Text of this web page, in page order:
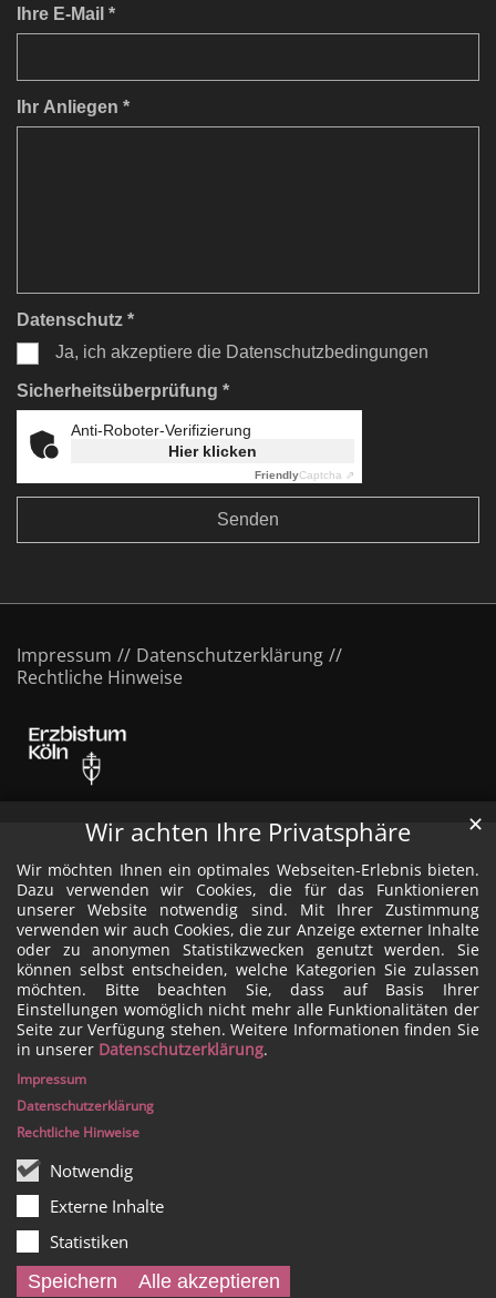
Wir achten Ihre Privatsphäre
Wir möchten Ihnen ein optimales Webseiten-Erlebnis bieten.
Dazu verwenden wir Cookies, die für das Funktionieren
unserer Website notwendig sind. Mit Ihrer Zustimmung
verwenden wir auch Cookies, die zur Anzeige externer Inhalte
oder zu anonymen Statistikzwecken genutzt werden. Sie
können selbst entscheiden, welche Kategorien Sie zulassen
möchten. Bitte beachten Sie, dass auf Basis Ihrer
Einstellungen womöglich nicht mehr alle Funktionalitäten der
Seite zur Verfügung stehen. Weitere Informationen finden Sie
in unserer Datenschutzerklärung.
Notwendig
Externe Inhalte
Statistiken
Speichern
Alle akzeptieren
✕
Impressum
Datenschutzerklärung
Rechtliche Hinweise
Ihre E-Mail *
Ihr Anliegen *
Datenschutz *
Ja, ich akzeptiere die Datenschutzbedingungen
Sicherheitsüberprüfung *
Anti-Roboter-Verifizierung
Hier klicken
FriendlyCaptcha ⇗
Impressum
Datenschutzerklärung
Rechtliche Hinweise